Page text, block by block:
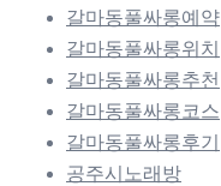
갈마동풀싸롱예약
갈마동풀싸롱위치
갈마동풀싸롱추천
갈마동풀싸롱코스
갈마동풀싸롱후기
공주시노래방